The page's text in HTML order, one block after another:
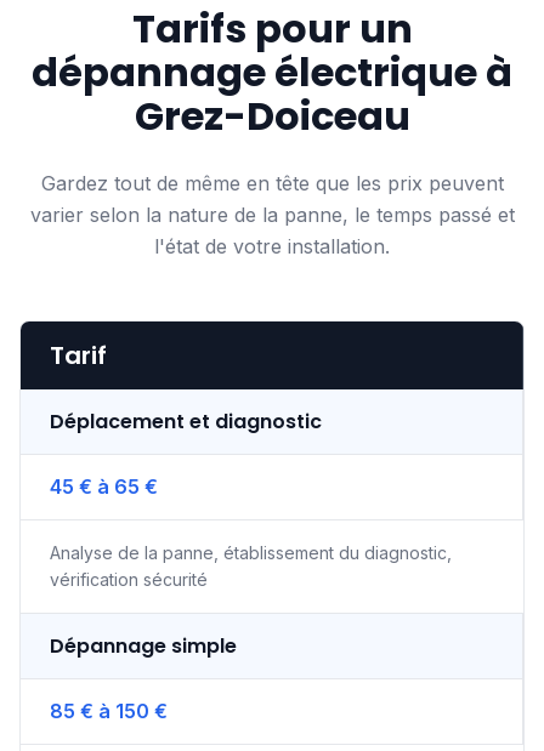
Tarifs pour un
dépannage électrique à
Grez-Doiceau
Gardez tout de même en tête que les prix peuvent
varier selon la nature de la panne, le temps passé et
l'état de votre installation.
Tarif
Déplacement et diagnostic
45 € à 65 €
Analyse de la panne, établissement du diagnostic,
vérification sécurité
Dépannage simple
85 € à 150 €